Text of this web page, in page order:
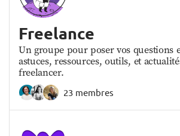
Freelance
Un groupe pour poser vos questions
astuces, ressources, outils, et
freelancer.
23 membres